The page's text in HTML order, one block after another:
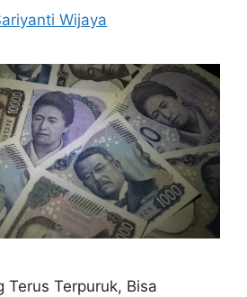
Wijaya
Terus Terpuruk, Bisa